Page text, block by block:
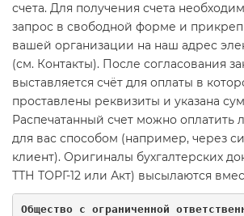
счета. Для получения счета
запрос в свободной форме и
вашей организации на наш адрес
(см. Контакты). После согласования
выставляется счёт для оплаты в
проставлены реквизиты и указана
Распечатанный счет можно
для вас способом (например, через
клиент). Оригиналы бухгалтерских
ТТН ТОРГ-12 или Акт) высылаются
Общество с ограниченной